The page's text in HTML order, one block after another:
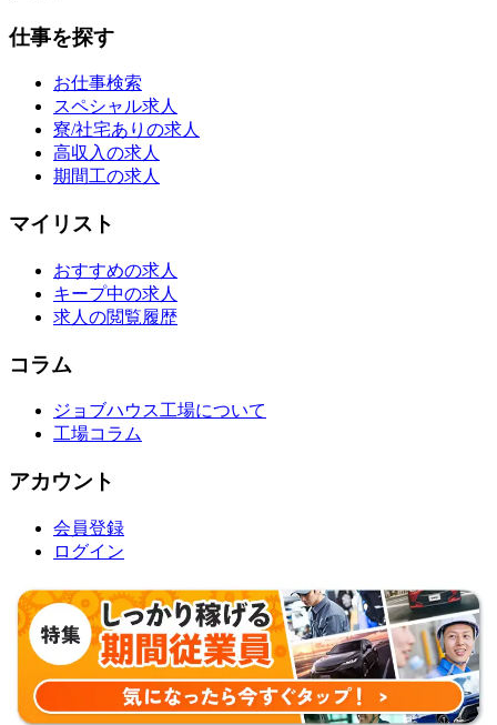
仕事を探す
お仕事検索
スペシャル求人
寮/社宅ありの求人
高収入の求人
期間工の求人
マイリスト
おすすめの求人
キープ中の求人
求人の閲覧履歴
コラム
ジョブハウス工場について
工場コラム
アカウント
会員登録
ログイン